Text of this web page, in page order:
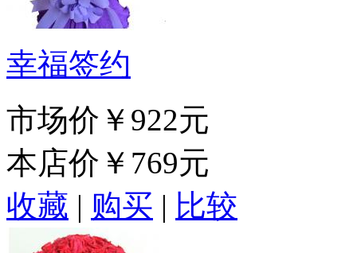
幸福签约
市场价 ￥922元
本店价 ￥769元
收藏 | 购买 | 比较